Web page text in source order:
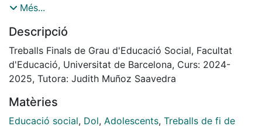
Educación Social. Por parte de una experiencia
proceso a menudo silenciado, especialmente en los
contextos educativos. El trabajo justifica la relevancia
de crear herramientas accesibles, sensibles y
pedagógicas que permitan sostener emocionalmente a
la educación de recursos adecuados. El principal
propósito del TFG es diseñar un recurso
Més...
Descripció
Treballs Finals de Grau d'Educació Social, Facultat
d'Educació, Universitat de Barcelona, Curs: 2024-
2025, Tutora: Judith Muñoz Saavedra
Matèries
Educació social, Dol, Adolescents, Treballs de fi de